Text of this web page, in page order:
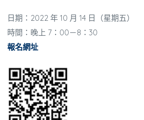
日期：2022 年 10 月 14 日（星期五）
時間：晚上 7：00－8：30
報名網址